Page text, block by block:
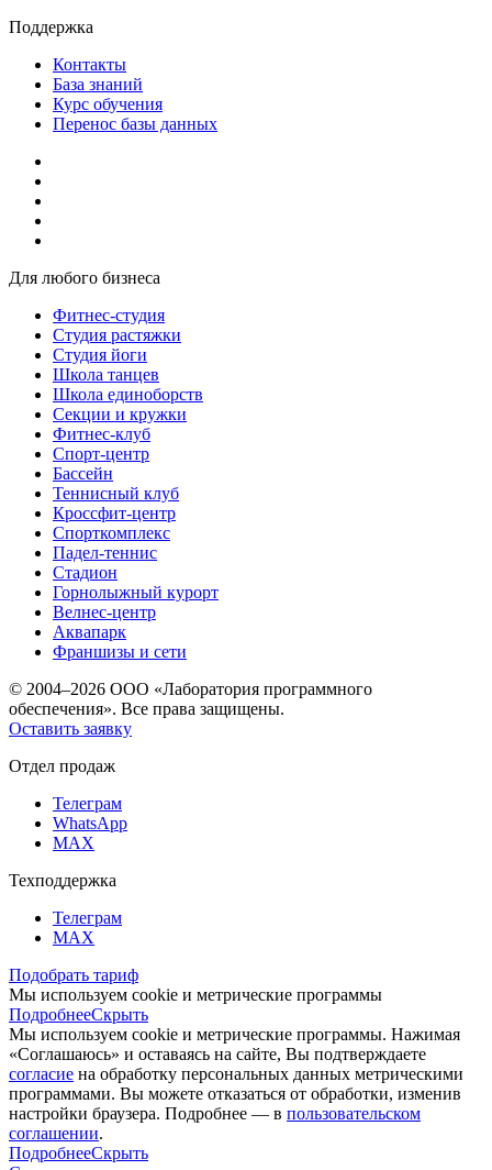
Поддержка
Контакты
База знаний
Курс обучения
Перенос базы данных
Для любого бизнеса
Фитнес-студия
Студия растяжки
Студия йоги
Школа танцев
Школа единоборств
Секции и кружки
Фитнес-клуб
Спорт-центр
Бассейн
Теннисный клуб
Кроссфит-центр
Спорткомплекс
Падел-теннис
Стадион
Горнолыжный курорт
Велнес-центр
Аквапарк
Франшизы и сети
© 2004–2026 ООО «Лаборатория программного
обеспечения». Все права защищены.
Оставить заявку
Отдел продаж
Телеграм
WhatsApp
MAX
Техподдержка
Телеграм
MAX
Подобрать тариф
Мы используем cookie и метрические программы
ПодробнееСкрыть
Мы используем cookie и метрические программы. Нажимая
«Соглашаюсь» и оставаясь на сайте, Вы подтверждаете
согласие на обработку персональных данных метрическими
программами. Вы можете отказаться от обработки, изменив
настройки браузера. Подробнее — в пользовательском
соглашении.
ПодробнееСкрыть